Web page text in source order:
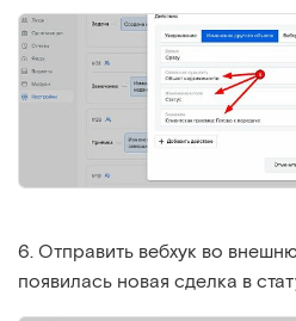
6. Отправить вебхук во
появилась новая сделка в